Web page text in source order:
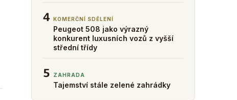
4 KOMERČNÍ SDĚLENÍ
Peugeot 508 jako výrazný
konkurent luxusních vozů z vyšší
střední třídy
5 ZAHRADA
Tajemství stále zelené zahrádky